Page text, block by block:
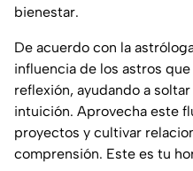
bienestar.
De acuerdo con la
influencia de los astros
reflexión, ayudando a
intuición. Aprovecha este
proyectos y cultivar
comprensión. Este es tu